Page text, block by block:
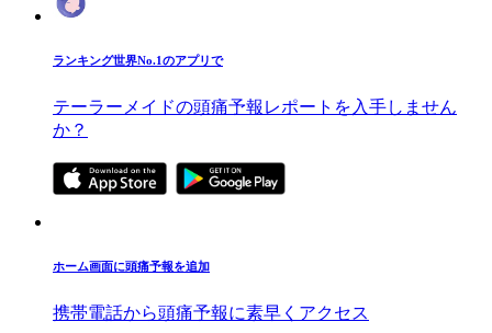
ランキング世界No.1のアプリで
テーラーメイドの頭痛予報レポートを入手しません
か？
ホーム画面に頭痛予報を追加
携帯電話から頭痛予報に素早くアクセス